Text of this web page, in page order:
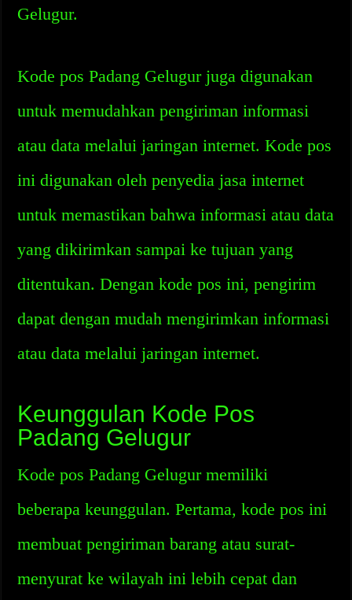
Gelugur.
Kode pos Padang Gelugur juga digunakan
untuk memudahkan pengiriman informasi
atau data melalui jaringan internet. Kode pos
ini digunakan oleh penyedia jasa internet
untuk memastikan bahwa informasi atau data
yang dikirimkan sampai ke tujuan yang
ditentukan. Dengan kode pos ini, pengirim
dapat dengan mudah mengirimkan informasi
atau data melalui jaringan internet.
Keunggulan Kode Pos
Padang Gelugur
Kode pos Padang Gelugur memiliki
beberapa keunggulan. Pertama, kode pos ini
membuat pengiriman barang atau surat-
menyurat ke wilayah ini lebih cepat dan